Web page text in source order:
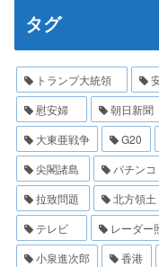
タグ
トランプ大統領
慰安婦
朝日新聞
大東亜戦争
G20
尖閣諸島
パチンコ
拉致問題
北方領土
テレビ
レーダー
小泉進次郎
香港